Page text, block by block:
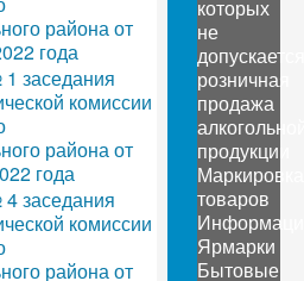
района от
года
заседания
комиссии
района от
года
заседания
комиссии
района от
которых
не
допускается
розничная
продажа
продукции
Маркировка
товаров
Ярмарки
Бытовые